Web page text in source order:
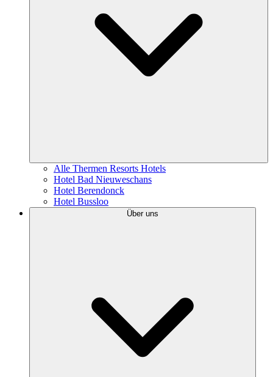
Alle Thermen Resorts Hotels
Hotel Bad Nieuweschans
Hotel Berendonck
Hotel Bussloo
Über uns